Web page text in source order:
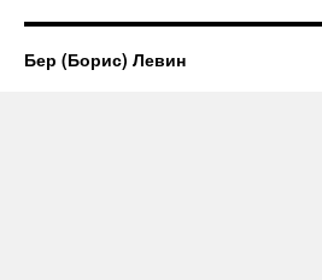
Бер (Борис) Левин